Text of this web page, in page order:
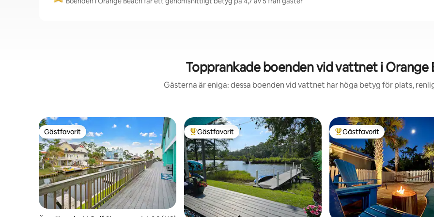
Topprankade boenden vid vattnet i Orange
Gästerna är eniga: dessa boenden vid vattnet har höga betyg för plats,
Gästfavorit
Gästfavorit Populär gästfavorit
Gästfavorit Populär gästfavorit
Gästfavorit